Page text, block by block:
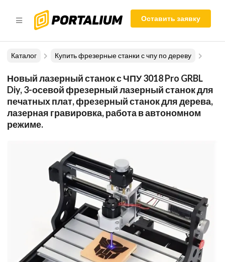
Оставить заявку
Каталог Купить фрезерные станки с чпу по дереву
Новый лазерный станок с ЧПУ 3018 Pro GRBL
Diy, 3-осевой фрезерный лазерный станок для
печатных плат, фрезерный станок для дерева,
лазерная гравировка, работа в автономном
режиме.